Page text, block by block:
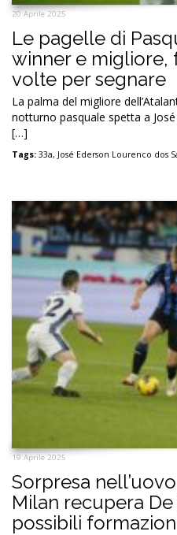
20 Aprile 2025
Le pagelle di
winner e migliore,
volte per segnare
La palma del migliore
notturno pasquale spetta a
[…]
Tags: 33a, José Ederson Lourenco dos
19 Aprile 2025
Sorpresa
Milan recupera
possibili